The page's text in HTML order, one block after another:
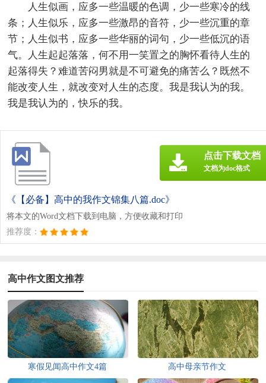
人生似画，应多一些温暖的色调，少一些寒冷的线
条；人生似乐，应多一些激昂的音符，少一些沉重的章
节；人生似书，应多一些华丽的词句，少一些低沉的语
气。人生起起落落，何不用一笑置之的胸怀看待人生的
起落得失？难道苦闷男就是不可避免的痛苦么？既然不
能改变人生，就改变对人生的态度。我是我认为的我。
我是我认为的，快乐的我。
《【必备】高中的我作文锦集八篇.doc》
将本文的Word文档下载到电脑，方便收藏和打印
推荐度：
点击下载文档
文档为doc格式
高中作文图文推荐
寒假见闻高中作文4篇 高中母亲节作文